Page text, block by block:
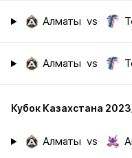
Алматы vs
Алматы vs
Кубок Казахстана
Алматы vs